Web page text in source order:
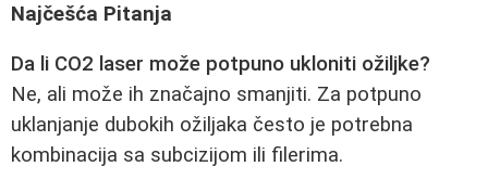
Najčešća Pitanja
Da li CO2 laser može potpuno ukloniti ožiljke?
Ne, ali može ih značajno smanjiti. Za potpuno
uklanjanje dubokih ožiljaka često je potrebna
kombinacija sa subcizijom ili filerima.